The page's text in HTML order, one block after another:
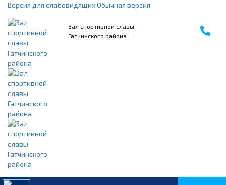
Версия для слабовидящихОбычная версия
Зал спортивной славы
Гатчинского района